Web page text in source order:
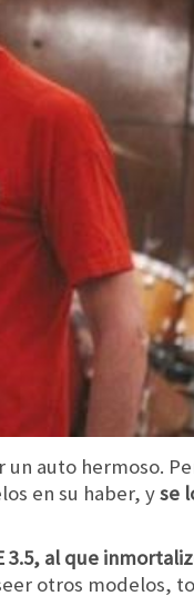
un auto hermoso.
en su haber, yse
3.5, al que
otros modelos,